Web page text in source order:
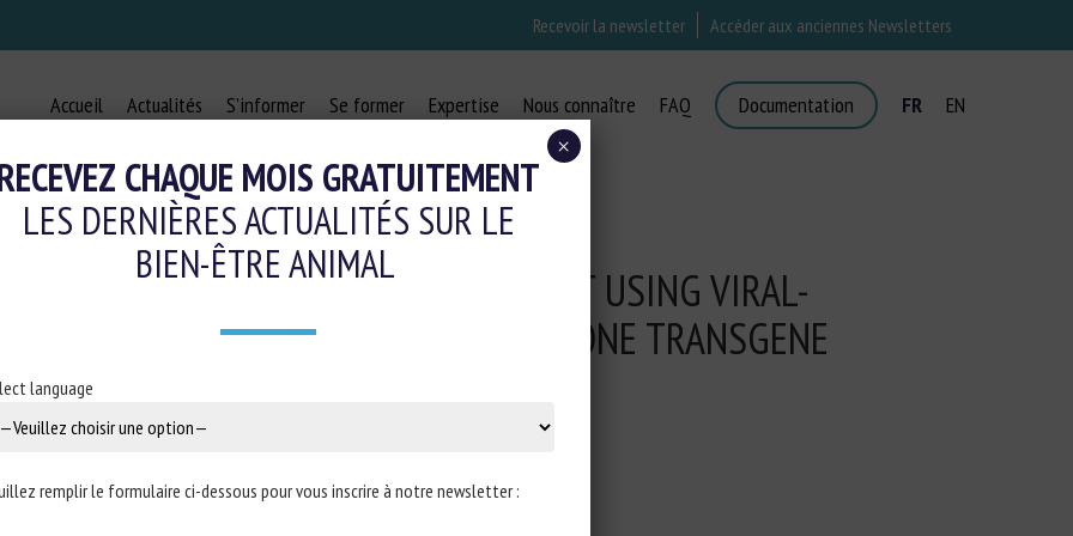
Recevoir la newsletter Accéder aux anciennes Newsletters
Accueil Actualités S’informer Se former Expertise Nous connaître FAQ Documentation FR EN
IN THE FEMALE DOMESTIC CAT USING VIRAL-
OF A FELINE ANTI-MÜLLERIAN HORMONE TRANSGENE
CHAQUE MOIS GRATUITEMENT
LES DERNIÈRES ACTUALITÉS SUR LE
BIEN-ÊTRE ANIMAL
language
remplir le formulaire ci-dessous pour vous inscrire à notre newsletter :
×